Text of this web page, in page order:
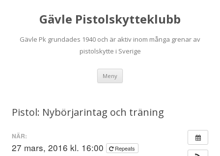
Gävle Pistolskytteklubb
Gävle Pk grundades 1940 och är aktiv inom många grenar av
pistolskytte i Sverige
Meny
Pistol: Nybörjarintag och träning
NÄR:
27 mars, 2016 kl. 16:00 Repeats